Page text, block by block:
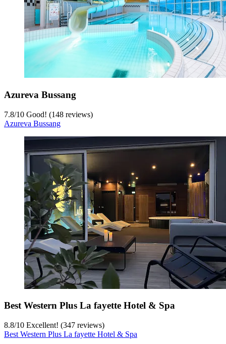
Azureva Bussang
7.8/10 Good! (148 reviews)
Azureva Bussang
Best Western Plus La fayette Hotel & Spa
8.8/10 Excellent! (347 reviews)
Best Western Plus La fayette Hotel & Spa